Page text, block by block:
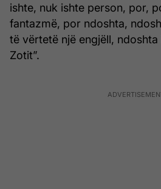
ishte, nuk ishte person, por,
fantazmë, por ndoshta,
të vërtetë një engjëll, ndoshta
Zotit”.